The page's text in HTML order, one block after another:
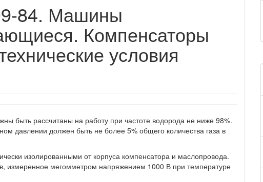
84. Машины
Компенсаторы
условия
быть рассчитаны на работу при частоте водорода не ниже 98%.
давлении должен быть не более 5% общего количества газа в
изолированными от корпуса компенсатора и маслопровода.
измеренное мегомметром напряжением 1000 В при температуре